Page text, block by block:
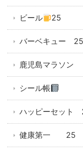
ビール 25
バーベキュー 25
鹿児島マラソン
シール帳
ハッピーセット
健康第一 25